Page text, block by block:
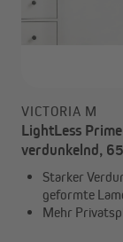
VICTORIA M
LightLess
verdunkelnd,
Starker
geformte
Mehr